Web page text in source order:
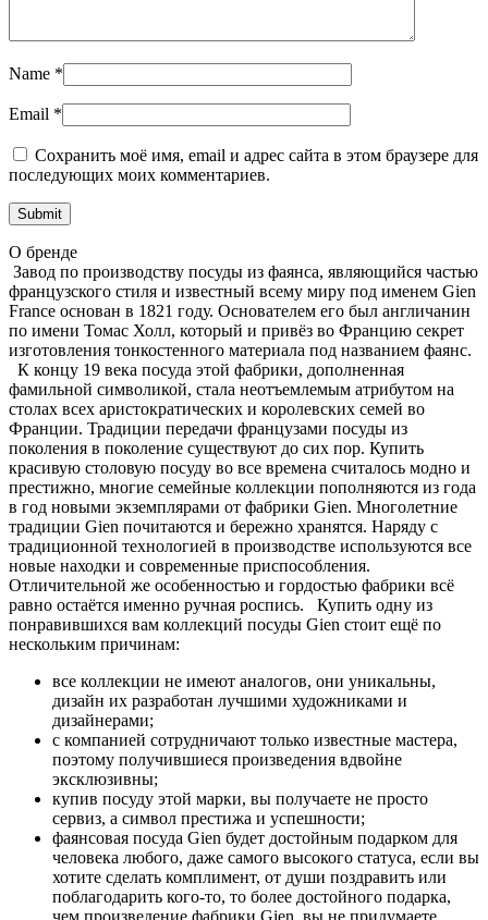
Name *
Email *
Сохранить моё имя, email и адрес сайта в этом браузере для
последующих моих комментариев.
О бренде
Завод по производству посуды из фаянса, являющийся частью
французского стиля и известный всему миру под именем Gien
France основан в 1821 году. Основателем его был англичанин
по имени Томас Холл, который и привёз во Францию секрет
изготовления тонкостенного материала под названием фаянс.
К концу 19 века посуда этой фабрики, дополненная
фамильной символикой, стала неотъемлемым атрибутом на
столах всех аристократических и королевских семей во
Франции. Традиции передачи французами посуды из
поколения в поколение существуют до сих пор. Купить
красивую столовую посуду во все времена считалось модно и
престижно, многие семейные коллекции пополняются из года
в год новыми экземплярами от фабрики Gien. Многолетние
традиции Gien почитаются и бережно хранятся. Наряду с
традиционной технологией в производстве используются все
новые находки и современные приспособления.
Отличительной же особенностью и гордостью фабрики всё
равно остаётся именно ручная роспись. Купить одну из
понравившихся вам коллекций посуды Gien стоит ещё по
нескольким причинам:
все коллекции не имеют аналогов, они уникальны,
дизайн их разработан лучшими художниками и
дизайнерами;
с компанией сотрудничают только известные мастера,
поэтому получившиеся произведения вдвойне
эксклюзивны;
купив посуду этой марки, вы получаете не просто
сервиз, а символ престижа и успешности;
фаянсовая посуда Gien будет достойным подарком для
человека любого, даже самого высокого статуса, если вы
хотите сделать комплимент, от души поздравить или
поблагодарить кого-то, то более достойного подарка,